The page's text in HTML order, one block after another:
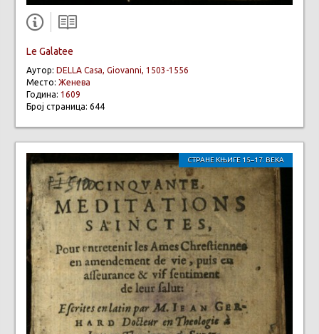
Le Galatee
Аутор: DELLA Casa, Giovanni, 1503-1556
Место: Женева
Година: 1609
Број страница: 644
СТРАНЕ КЊИГЕ 15–17. ВЕКА